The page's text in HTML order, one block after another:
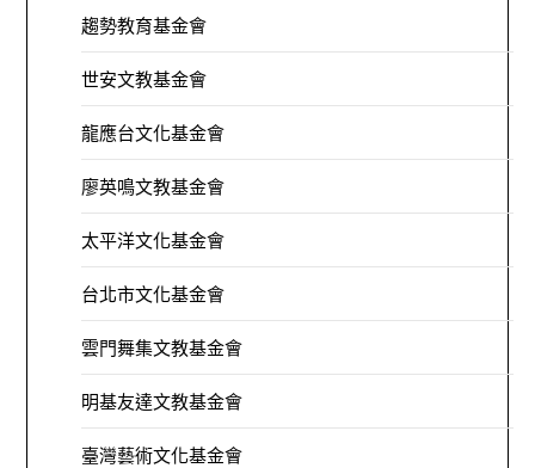
趨勢教育基金會
世安文教基金會
龍應台文化基金會
廖英鳴文教基金會
太平洋文化基金會
台北市文化基金會
雲門舞集文教基金會
明基友達文教基金會
臺灣藝術文化基金會